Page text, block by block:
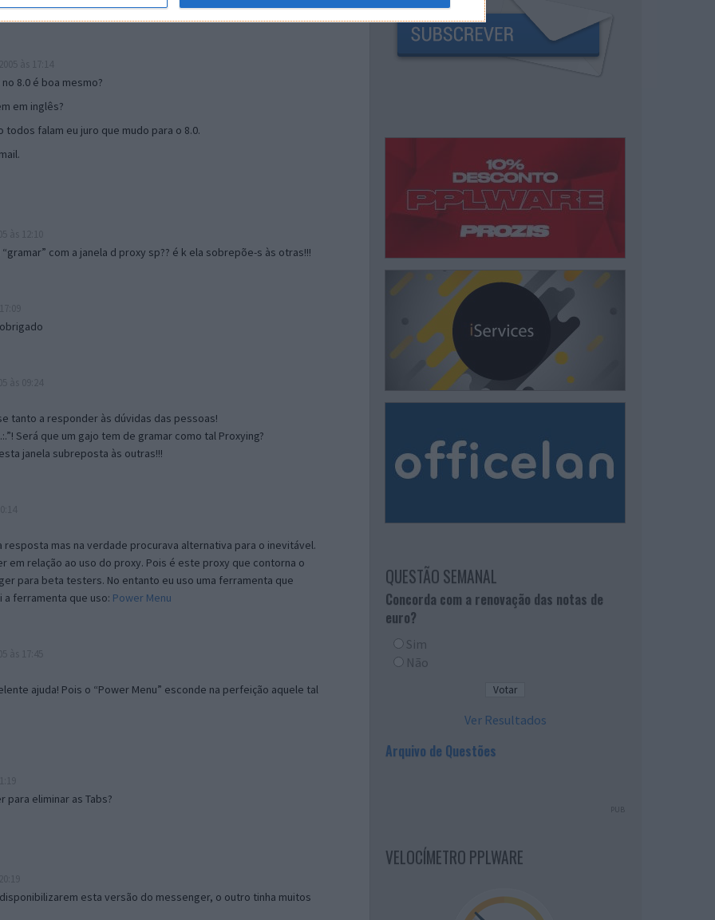
8.0 é boa mesmo?
em inglês?
falam eu juro que mudo para o 8.0.
com a janela d proxy sp?? é k ela sobrepõe-s às otras!!!
tanto a responder às dúvidas das pessoas!
Será que um gajo tem de gramar como tal Proxying?
janela subreposta às outras!!!
mas na verdade procurava alternativa para o inevitável.
em relação ao uso do proxy. Pois é este proxy que contorna o
para beta testers. No entanto eu uso uma ferramenta que
ferramenta que uso: Power Menu
ajuda! Pois o “Power Menu” esconde na perfeição aquele tal
para eliminar as Tabs?
esta versão do messenger, o outro tinha muitos
QUESTÃO SEMANAL
Concorda com a renovação das notas de
euro?
Sim
Não
Ver Resultados
Arquivo de Questões
PUB
VELOCÍMETRO PPLWARE